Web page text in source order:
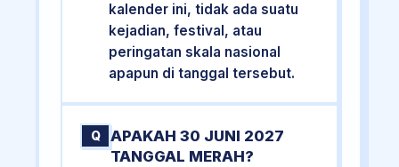
kalender ini, tidak ada suatu
kejadian, festival, atau
peringatan skala nasional
apapun di tanggal tersebut.
Q
APAKAH 30 JUNI 2027
TANGGAL MERAH?